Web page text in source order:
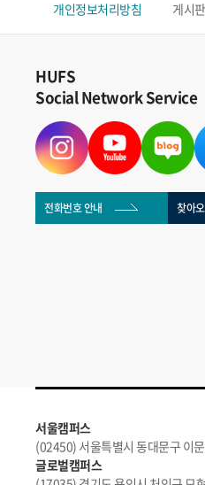
개인정보처리방침 게시
HUFS
Social Network Service
전화번호 안내 찾아
서울캠퍼스
(02450) 서울특별시 동대문구 이
글로벌캠퍼스